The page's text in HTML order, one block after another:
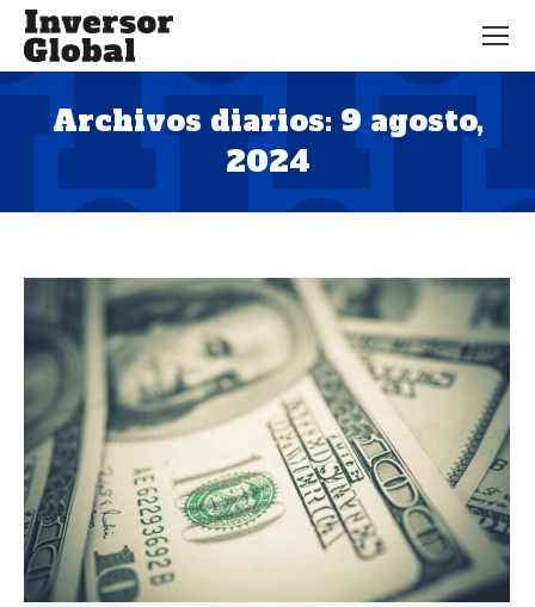
Archivos diarios: 9 agosto,
2024
Estás aquí: